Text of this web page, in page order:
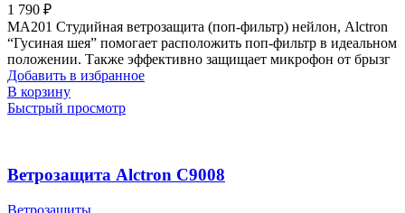
1 790 ₽
MA201 Студийная ветрозащита (поп-фильтр) нейлон, Alctron
“Гусиная шея” помогает расположить поп-фильтр в идеальном
положении. Также эффективно защищает микрофон от брызг
Добавить в избранное
В корзину
Быстрый просмотр
Ветрозащита Alctron C9008
Ветрозащиты